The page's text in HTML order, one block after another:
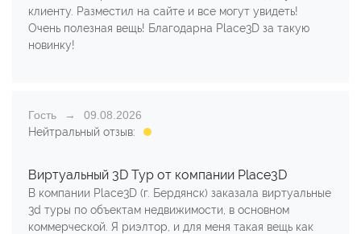
клиенту. Разместил на сайте и все могут увидеть!
Очень полезная вещь! Благодарна Place3D за такую
новинку!
Гость
09.08.2026
Нейтральный отзыв:
Виртуальный 3D Тур от компании Place3D
В компании Place3D (г. Бердянск) заказала виртуальные
3d туры по объектам недвижимости, в основном
коммерческой. Я риэлтор, и для меня такая вещь как